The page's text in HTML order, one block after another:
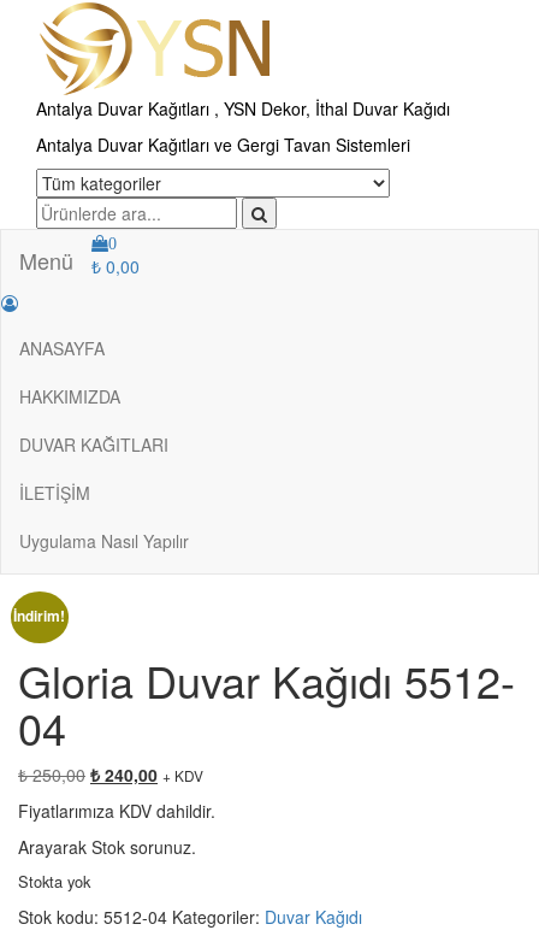
Antalya Duvar Kağıtları , YSN Dekor, İthal Duvar Kağıdı
Antalya Duvar Kağıtları ve Gergi Tavan Sistemleri
Menü
0
₺ 0,00
ANASAYFA
HAKKIMIZDA
DUVAR KAĞITLARI
İLETİŞİM
Uygulama Nasıl Yapılır
İndirim!
Gloria Duvar Kağıdı 5512-
04
₺250,00 Orijinal
₺ 250,00.
₺ 240,00Şu
fiyat:
₺ 240,00.
+ KDV
Fiyatlarımıza KDV dahildir.
Arayarak Stok sorunuz.
Stokta yok
Stok kodu: 5512-04 Kategoriler: Duvar Kağıdı